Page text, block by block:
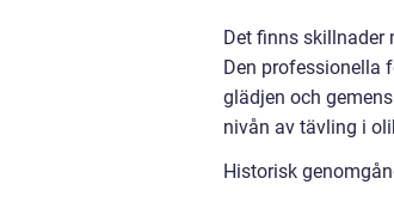
Det finns
Den professionella
glädjen och
nivån av tävling i
Historisk